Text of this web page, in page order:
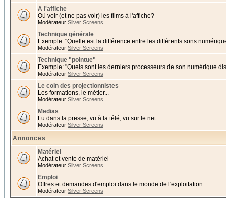
A l'affiche
Où voir (et ne pas voir) les films à l'affiche?
Modérateur Silver Screens
Technique générale
Exemple: "Quelle est la différence entre les différents sons
Modérateur Silver Screens
Technique "pointue"
Exemple: "Quels sont les derniers processeurs de son numérique
Modérateur Silver Screens
Le coin des projectionnistes
Les formations, le métier...
Modérateur Silver Screens
Medias
Lu dans la presse, vu à la télé, vu sur le net...
Modérateur Silver Screens
Annonces
Matériel
Achat et vente de matériel
Modérateur Silver Screens
Emploi
Offres et demandes d'emploi dans le monde de l'exploitation
Modérateur Silver Screens